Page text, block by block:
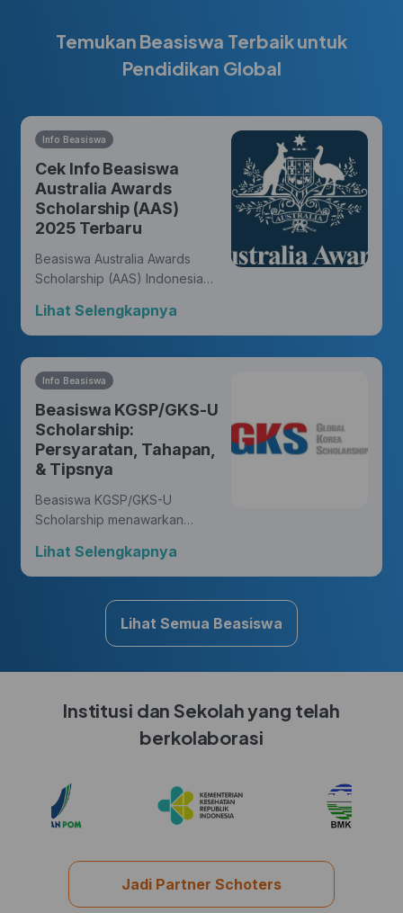
Temukan Beasiswa Terbaik untuk
Pendidikan Global
Info Beasiswa
Cek Info Beasiswa
Australia Awards
Scholarship (AAS)
2025 Terbaru
Beasiswa Australia Awards
Scholarship (AAS) Indonesia
warga negara Indonesia untuk
meraih gelar master atau
doktor dari universitas di
Australia dan membukakan
yang membawa perubahan.
Lihat Selengkapnya
Info Beasiswa
Beasiswa KGSP/GKS-U
Scholarship:
Persyaratan, Tahapan,
& Tipsnya
Beasiswa KGSP/GKS-U
Scholarship menawarkan
bagi Hunters untuk mengejar
gelar di berbagai disiplin ilmu,
sambil mendapatkan
pengalaman budaya yang
kaya di Korea.
Lihat Selengkapnya
Lihat Semua Beasiswa
Institusi dan Sekolah yang telah
berkolaborasi
Jadi Partner Schoters